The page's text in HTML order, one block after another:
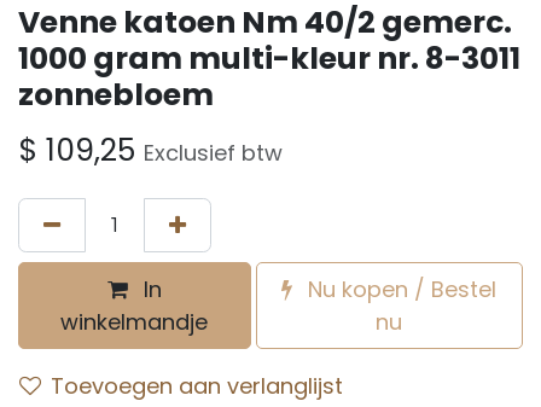
Venne katoen Nm 40/2 gemerc.
1000 gram multi-kleur nr. 8-3011
zonnebloem
$ 109,25 Exclusief btw
In
winkelmandje
Nu kopen / Bestel
nu
Toevoegen aan verlanglijst